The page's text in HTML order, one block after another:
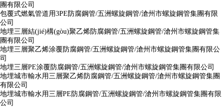
團有限公司
包覆式燃氣管道用3PE防腐鋼管/五洲螺旋鋼管/滄州市螺旋鋼管集團有限
公司
地埋三層結(jié)構(gòu)聚乙烯防腐鋼管/五洲螺旋鋼管/滄州市螺旋鋼管集
團有限公司
地埋三層聚乙烯涂覆防腐鋼管/五洲螺旋鋼管/滄州市螺旋鋼管集團有限公
司
地埋三層PE涂覆防腐鋼管/五洲螺旋鋼管/滄州市螺旋鋼管集團有限公司
地埋城市輸水用三層聚乙烯防腐鋼管/五洲螺旋鋼管/滄州市螺旋鋼管集團
有限公司
地埋城市輸水用三層PE防腐鋼管/五洲螺旋鋼管/滄州市螺旋鋼管集團有限
公司